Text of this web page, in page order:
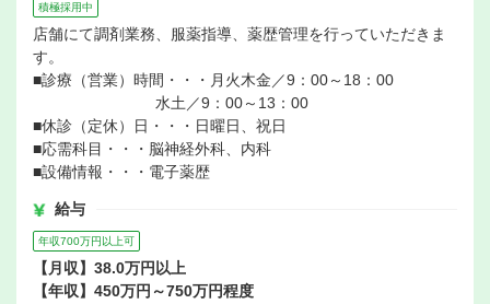
積極採用中
店舗にて調剤業務、服薬指導、薬歴管理を行っていただきま
す。
■診療（営業）時間・・・月火木金／9：00～18：00
水土／9：00～13：00
■休診（定休）日・・・日曜日、祝日
■応需科目・・・脳神経外科、内科
■設備情報・・・電子薬歴
給与
年収700万円以上可
【月収】38.0万円以上
【年収】450万円～750万円程度